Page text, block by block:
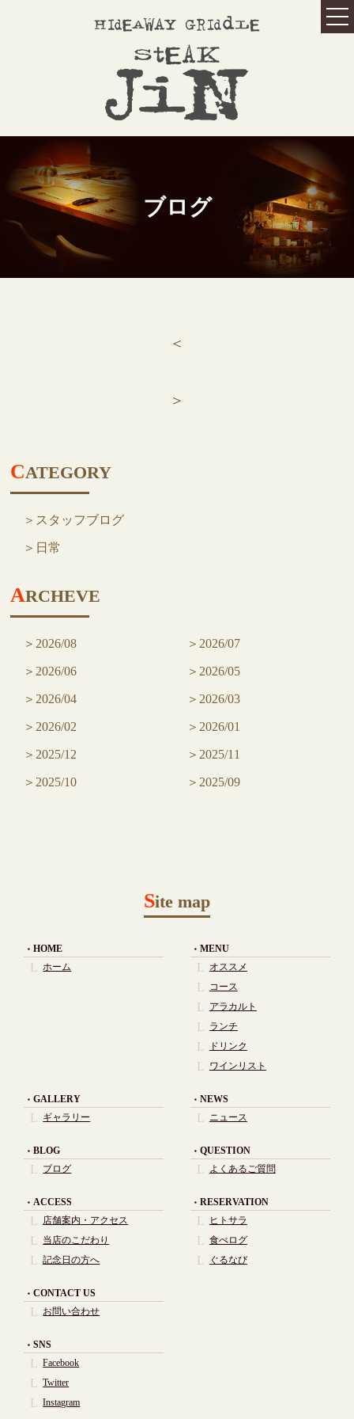
オススメメニュー
アラカラトメニュー
ドリンクメニュー ワインリスト
GALLERY
よくある質問
アクセス
ブログ
＜
＞
CATEGORY
スタッフブログ
日常
ARCHEVE
2026/08 2026/07
2026/06 2026/05
2026/04 2026/03
2026/02 2026/01
2025/12 2025/11
2025/10 2025/09
Site map
HOME
ホーム
MENU
オススメ
コース
アラカルト
ランチ
ドリンク
ワインリスト
GALLERY
ギャラリー
BLOG
ブログ
NEWS
ニュース
QUESTION
よくあるご質問
ACCESS
店舗案内・アクセス
当店のこだわり
記念日の方へ
CONTACT US
お問い合わせ
RESERVATION
ヒトサラ
食べログ
ぐるなび
SNS
Facebook
Twitter
Instagram